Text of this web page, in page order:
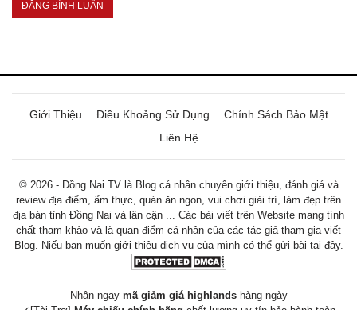
Giới Thiệu Điều Khoảng Sử Dụng
Chính Sách Bảo Mật
Liên Hệ
© 2026 - Đồng Nai TV là Blog cá nhân chuyên giới thiệu, đánh giá và
review địa điểm, ẩm thực, quán ăn ngon, vui chơi giải trí, làm đẹp trên
địa bán tỉnh Đồng Nai và lân cận ... Các bài viết trên Website mang tính
chất tham khảo và là quan điểm cá nhân của các tác giả tham gia viết
Blog. Niếu bạn muốn giới thiệu dịch vụ của mình có thể gửi bài tại đây.
Nhận ngay mã giảm giá highlandshàng ngày